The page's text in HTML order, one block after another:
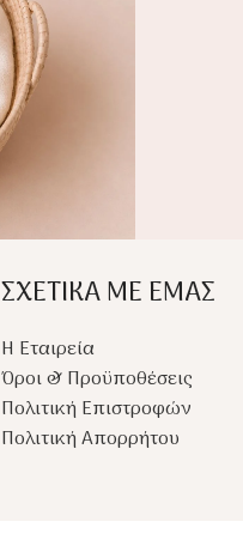
ΣΧΕΤΙΚΑ ΜΕ ΕΜΑΣ
Η Εταιρεία
Όροι & Προϋποθέσεις
Πολιτική Επιστροφών
Πολιτική Απορρήτου